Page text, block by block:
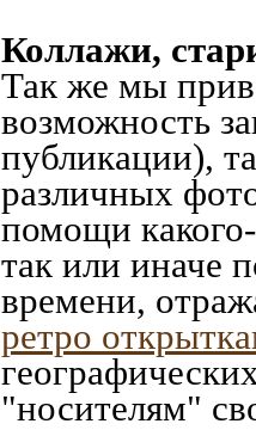
Коллажи,
Так же мы
возможность
публикации),
различных
помощи
так или иначе
времени,
ретро
"носителям"